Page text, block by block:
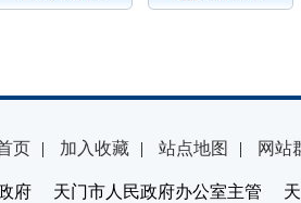
页 | 加入收藏 | 站点地图 | 网站
政府 天门市人民政府办公室主管 天